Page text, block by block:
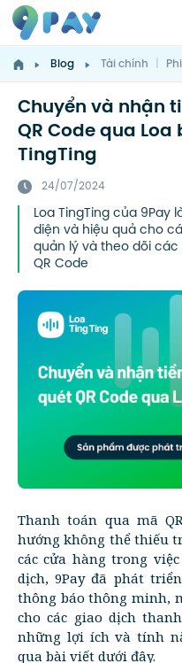
Blog Tài chính |
Chuyển và nhận
QR Code qua
TingTing
24/07/2024
Loa TingTing của
diện và hiệu quả cho
quản lý và theo dõi
QR Code
Thanh toán qua mã
hướng không thể thiếu
các cửa hàng trong
dịch, 9Pay đã phát
thông báo thông minh,
cho các giao dịch
những lợi ích và tính
qua bài viết dưới đây.